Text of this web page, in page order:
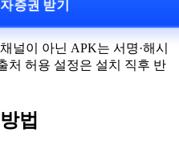
증권 받기
널이 아닌 APK는 서명·해시
처 허용 설정은 설치 직후 반
법